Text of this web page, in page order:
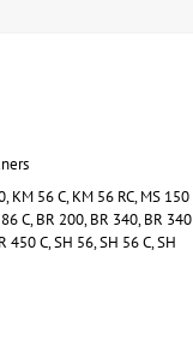
KM 56 C, KM 56 RC, MS 150
C, BR 200, BR 340, BR 340
450 C, SH 56, SH 56 C, SH